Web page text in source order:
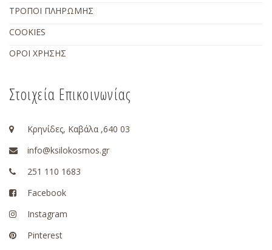
ΤΡΟΠΟΙ ΠΛΗΡΩΜΗΣ
COOKIES
ΟΡΟΙ ΧΡΗΣΗΣ
Στοιχεία Επικοινωνίας
Κρηνίδες, Καβάλα ,640 03
info@ksilokosmos.gr
251 110 1683
Facebook
Instagram
Pinterest